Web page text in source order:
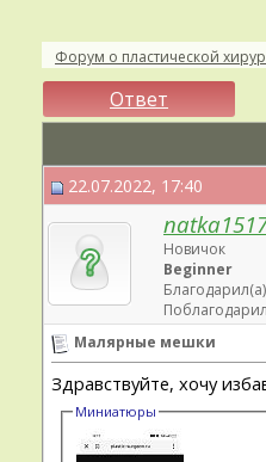
Форум о пластической
Ответ
22.07.2022, 17:40
Новичок
Beginner
Малярные мешки
Здравствуйте, хочу
Миниатюры